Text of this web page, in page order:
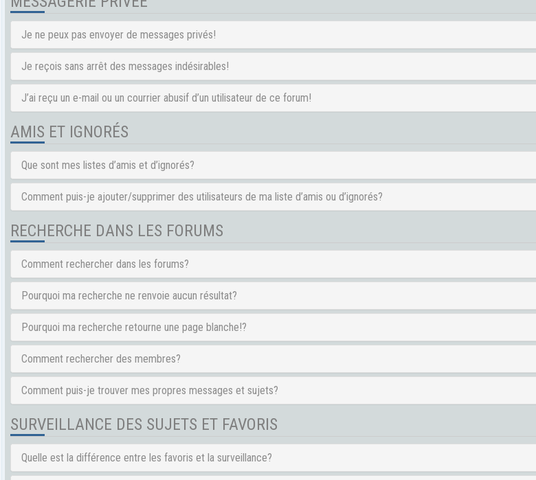
Je ne peux pas envoyer de messages privés!
Je reçois sans arrêt des messages indésirables!
J’ai reçu un e-mail ou un courrier abusif d’un utilisateur de ce forum!
AMIS ET IGNORÉS
Que sont mes listes d’amis et d’ignorés?
Comment puis-je ajouter/supprimer des utilisateurs de ma liste d’amis ou d’ignorés?
RECHERCHE DANS LES FORUMS
Comment rechercher dans les forums?
Pourquoi ma recherche ne renvoie aucun résultat?
Pourquoi ma recherche retourne une page blanche!?
Comment rechercher des membres?
Comment puis-je trouver mes propres messages et sujets?
SURVEILLANCE DES SUJETS ET FAVORIS
Quelle est la différence entre les favoris et la surveillance?